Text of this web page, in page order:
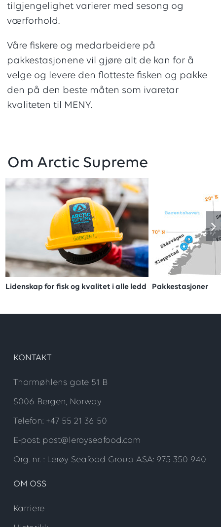
tilgjengelighet varierer med sesong og
værforhold.
Våre fiskere og medarbeidere på
pakkestasjonene vil gjøre alt de kan for å
velge og levere den flotteste fisken og pakke
den på den beste måten som ivaretar
kvaliteten til MENY.
Om Arctic Supreme
Lidenskap for fisk og kvalitet i alle ledd Pakkestasjoner
KONTAKT
Thormøhlens gate 51 B
5006 Bergen, Norway
Telefon: +47 55 21 36 50
E-post: post@leroyseafood.com
Org. nr. : Lerøy Seafood Group ASA: 975 350 940
OM OSS
Karriere